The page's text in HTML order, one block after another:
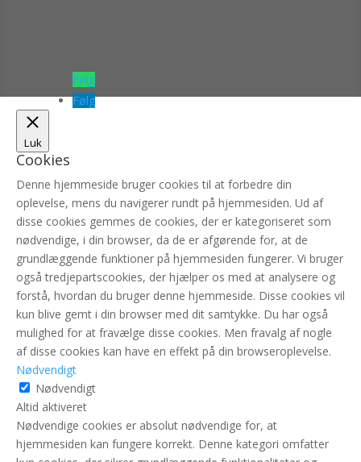
Følg
Følg
Luk
Cookies
Denne hjemmeside bruger cookies til at forbedre din
oplevelse, mens du navigerer rundt på hjemmesiden. Ud af
disse cookies gemmes de cookies, der er kategoriseret som
nødvendige, i din browser, da de er afgørende for, at de
grundlæggende funktioner på hjemmesiden fungerer. Vi bruger
også tredjepartscookies, der hjælper os med at analysere og
forstå, hvordan du bruger denne hjemmeside. Disse cookies vil
kun blive gemt i din browser med dit samtykke. Du har også
mulighed for at fravælge disse cookies. Men fravalg af nogle
af disse cookies kan have en effekt på din browseroplevelse.
Nødvendigt
Nødvendigt
Altid aktiveret
Nødvendige cookies er absolut nødvendige for, at
hjemmesiden kan fungere korrekt. Denne kategori omfatter